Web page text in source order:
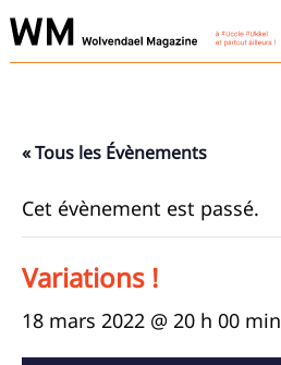
Skip
to
« Tous les Évènements
Cet évènement est passé.
Variations !
18 mars 2022 @ 20 h 00 min